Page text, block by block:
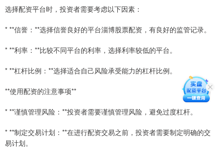
选择配资平台时，投资者需要考虑以下因素：
* **信誉：**选择信誉良好的平台淄博股票配资，有良好的监管记录。
* **利率：**比较不同平台的利率，选择利率较低的平台。
* **杠杆比例：**选择适合自己风险承受能力的杠杆比例。
**使用配资的注意事项**
* **谨慎管理风险：**投资者需要谨慎管理风险，避免过度杠杆。
* **制定交易计划：**在进行配资交易之前，投资者需要制定明确的交
易计划。